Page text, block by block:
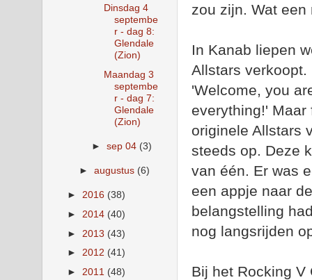
zou zijn. Wat
In Kanab liepen
Allstars
'Welcome, you
everything!'
originele Allstars
steeds op. Deze
van één. Er was
een appje naar
belangstelling
nog langsrijden
Bij het Rocking V
Dinsdag 4
septembe
r - dag 8:
Glendale
(Zion)
Maandag 3
septembe
r - dag 7:
Glendale
(Zion)
► sep 04 (3)
►augustus (6)
► 2016 (38)
► 2014 (40)
► 2013 (43)
► 2012 (41)
► 2011 (48)